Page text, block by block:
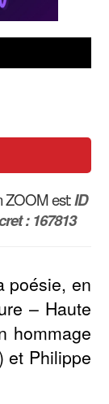
ZOOM est:ID
: 167813
poésie, en
– Haute
hommage
et Philippe